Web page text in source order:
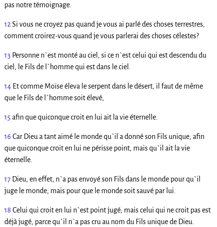
pas notre témoignage.
12 Si vous ne croyez pas quand je vous ai parlé des choses terrestres,
comment croirez-vous quand je vous parlerai des choses célestes?
13 Personne n`est monté au ciel, si ce n`est celui qui est descendu du
ciel, le Fils de l`homme qui est dans le ciel.
14 Et comme Moïse éleva le serpent dans le désert, il faut de même
que le Fils de l`homme soit élevé,
15 afin que quiconque croit en lui ait la vie éternelle.
16 Car Dieu a tant aimé le monde qu`il a donné son Fils unique, afin
que quiconque croit en lui ne périsse point, mais qu`il ait la vie
éternelle.
17 Dieu, en effet, n`a pas envoyé son Fils dans le monde pour qu`il
juge le monde, mais pour que le monde soit sauvé par lui.
18 Celui qui croit en lui n`est point jugé; mais celui qui ne croit pas est
déjà jugé, parce qu`il n`a pas cru au nom du Fils unique de Dieu.